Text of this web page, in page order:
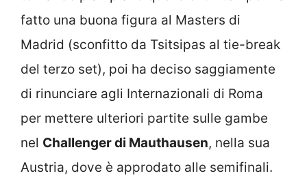
fatto una buona figura al Masters di
Madrid (sconfitto da Tsitsipas al tie-break
del terzo set), poi ha deciso saggiamente
di rinunciare agli Internazionali di Roma
per mettere ulteriori partite sulle gambe
nel Challenger di Mauthausen, nella sua
Austria, dove è approdato alle semifinali.